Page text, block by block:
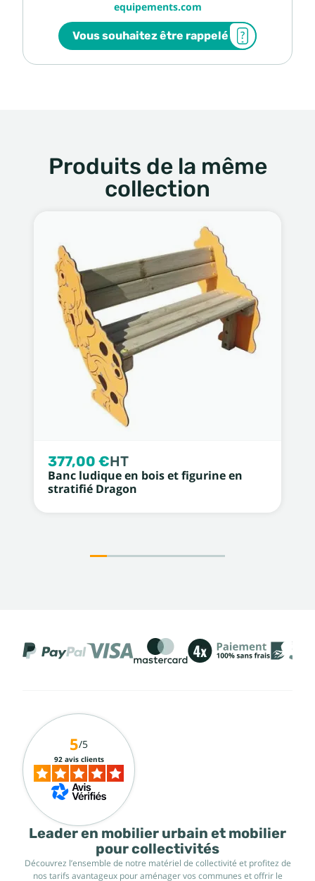
equipements.com
Vous souhaitez être rappelé
Produits de la même
collection
377,00 €HT
Banc ludique en bois et figurine en
stratifié Dragon
Leader en mobilier urbain et mobilier
pour collectivités
Découvrez l’ensemble de notre matériel de collectivité et profitez de
nos tarifs avantageux pour aménager vos communes et offrir le
5/5
92 avis clients